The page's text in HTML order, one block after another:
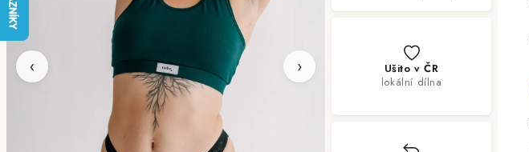
‹ ›
Ušito v ČR
lokální dílna